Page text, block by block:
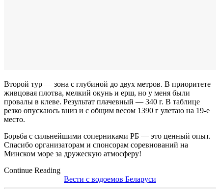
Второй тур — зона с глубиной до двух метров. В приоритете
живцовая плотва, мелкий окунь и ерш, но у меня были
провалы в клеве. Результат плачевный — 340 г. В таблице
резко опускаюсь вниз и с общим весом 1390 г улетаю на 19-е
место.
Борьба с сильнейшими соперниками РБ — это ценный опыт.
Спасибо организаторам и спонсорам соревнований на
Минском море за дружескую атмосферу!
Continue Reading
Вести с водоемов Беларуси